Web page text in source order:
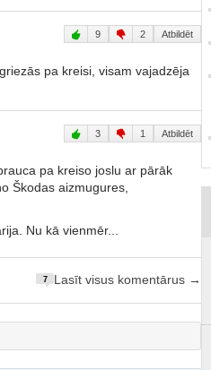
9 2 Atbildēt
pa kreisi, visam vajadzēja
3 1 Atbildēt
pa kreiso joslu ar pārāk
Škodas aizmugures,
Nu kā vienmēr...
7 Lasīt visus komentārus →